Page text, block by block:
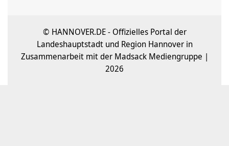
© HANNOVER.DE - Offizielles Portal der
Landeshauptstadt und Region Hannover in
Zusammenarbeit mit der Madsack Mediengruppe |
2026